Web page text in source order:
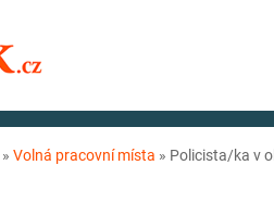
» Volná pracovní místa » Policista/ka v